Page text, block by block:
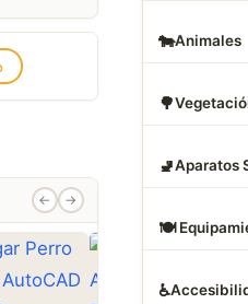
← →
🐄Animales
🌳
🚽Aparatos
🍽
♿